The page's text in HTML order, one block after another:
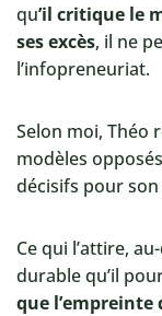
qu’il critique le
ses excès, il ne
l’infopreneuriat.
Selon moi, Théo
modèles
décisifs pour son
Ce qui l’attire,
durable qu’il
que l’empreinte